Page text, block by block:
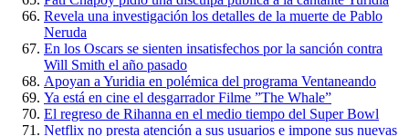
Revela una investigación los detalles de la muerte de Pablo
Neruda
En los Oscars se sienten insatisfechos por la sanción contra
Will Smith el año pasado
Apoyan a Yuridia en polémica del programa Ventaneando
Ya está en cine el desgarrador Filme ”The Whale”
El regreso de Rihanna en el medio tiempo del Super Bowl
Netflix no presta atención a sus usuarios e impone sus nuevas